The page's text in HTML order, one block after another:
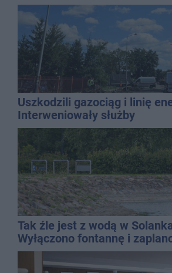
Uszkodzili gazociąg i linię
Interweniowały służby
Tak źle jest z wodą w
Wyłączono fontannę i
dolewkę